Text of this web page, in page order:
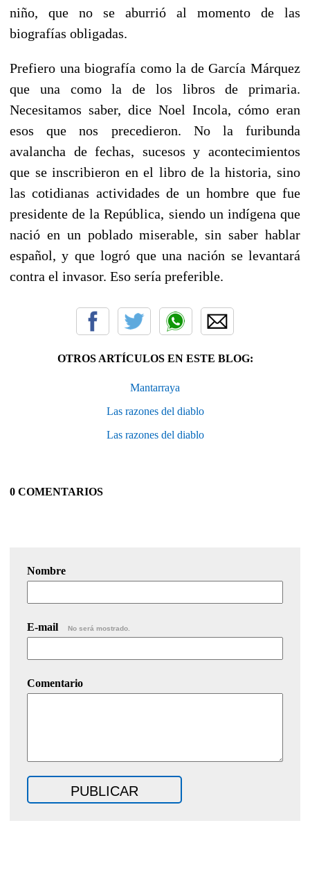
niño, que no se aburrió al momento de las
biografías obligadas.
Prefiero una biografía como la de García Márquez
que una como la de los libros de primaria.
Necesitamos saber, dice Noel Incola, cómo eran
esos que nos precedieron. No la furibunda
avalancha de fechas, sucesos y acontecimientos
que se inscribieron en el libro de la historia, sino
las cotidianas actividades de un hombre que fue
presidente de la República, siendo un indígena que
nació en un poblado miserable, sin saber hablar
español, y que logró que una nación se levantará
contra el invasor. Eso sería preferible.
OTROS ARTÍCULOS EN ESTE BLOG:
Mantarraya
Las razones del diablo
Las razones del diablo
0 COMENTARIOS
Nombre
E-mail No será mostrado.
Comentario